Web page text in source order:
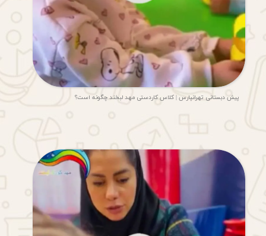
پیش دبستانی تهرانپارس | کلاس کاردستی مهد لبخند چگونه است؟